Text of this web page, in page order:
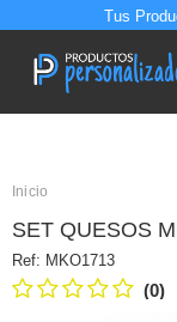
Tus
Inicio
SET QUESOS
Ref: MKO1713
(0)